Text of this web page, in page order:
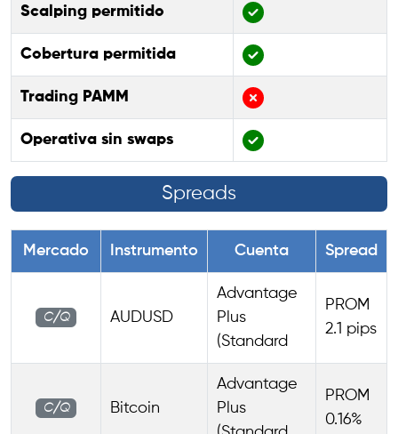
Scalping permitido
Cobertura permitida
Trading PAMM
Operativa sin swaps
Spreads
Mercado Instrumento Cuenta Spread
C/Q AUDUSD
Advantage
Plus
(Standard
PROM
2.1 pips
C/Q Bitcoin
Advantage
Plus
PROM
0.16%